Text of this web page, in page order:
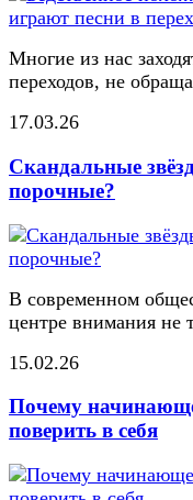
Многие из нас
переходов, не
17.03.26
Скандальные
порочные?
В современном
центре внимания не
15.02.26
Почему
поверить в себя